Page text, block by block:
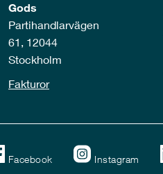
Gods
Partihandlarvägen
61, 12044
Stockholm
Fakturor
Facebook Instagram